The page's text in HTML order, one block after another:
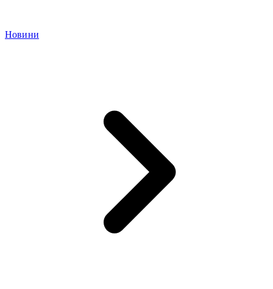
Новини